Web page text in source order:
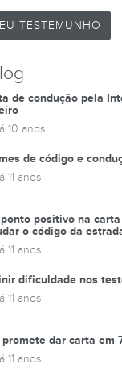
TESTEMUNHO
de condução pela
10 anos
de código e
11 anos
positivo na
o código da
11 anos
dificuldade nos
11 anos
promete dar carta em
11 anos